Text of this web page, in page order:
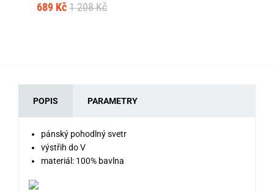
689 Kč 1 208 Kč
POPIS PARAMETRY
pánský pohodlný svetr
výstřih do V
materiál: 100% bavlna